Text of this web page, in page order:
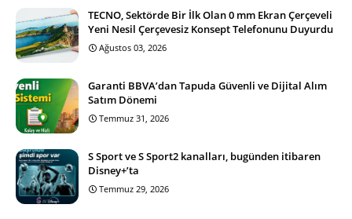
TECNO, Sektörde Bir İlk Olan 0 mm Ekran Çerçeveli
Yeni Nesil Çerçevesiz Konsept Telefonunu Duyurdu
Ağustos 03, 2026
Garanti BBVA’dan Tapuda Güvenli ve Dijital Alım
Satım Dönemi
Temmuz 31, 2026
S Sport ve S Sport2 kanalları, bugünden itibaren
Disney+’ta
Temmuz 29, 2026